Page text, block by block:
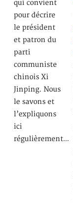
qui convient
pour décrire
le président
et patron du
parti
communiste
chinois Xi
Jinping. Nous
le savons et
l’expliquons
ici
régulièrement…